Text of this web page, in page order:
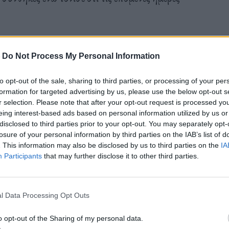
Do Not Process My Personal Information
opt-out of the sale, sharing to third parties, or processing of your
for targeted advertising by us, please use the below opt-out
selection. Please note that after your opt-out request is processed
interest-based ads based on personal information utilized by us
to third parties prior to your opt-out. You may separately
of your personal information by third parties on the IAB’s list of
This information may also be disclosed by us to third parties on the
Participants that may further disclose it to other third parties.
Data Processing Opt Outs
opt-out of the Sharing of my personal data.
είναι πλέον 8 μέρες, είμαστε σε κατάσταση
φτάνουν οι θερμοκρασίες κοντά στους 40
μποφόρ. Ό,τι χειρότερο για την πρόκληση
σύμφωνα με τους δικούς μας
θα φτάσουνε την Κυριακή τους 45 και
ακολουθήσει νέος τρίτος καύσωνας όπως με
από το Σαββατοκύριακο, δηλαδή πάνω
στοιχεία την Κυριακή. Το Πυροσβεστικό Σώμα
συντονισμένα και οργανωμένα με ό,τι